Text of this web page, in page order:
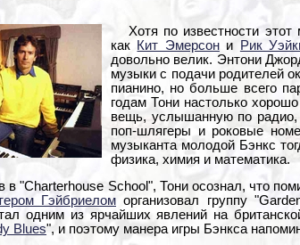
Хотя по известности этот
как Кит Эмерсони Рик
довольно велик. Энтони
музыки с подачи родителей
пианино, но больше всего
годам Тони настолько
вещь, услышанную по радио,
поп-шлягеры и роковые
музыканта молодой Бэнкс
физика, химия и математика.
в "Charterhouse School", Тони осознал, что
Гэйбриелом организовал группу
одним из ярчайших явлений на
Blues", и поэтому манера игры Бэнкса